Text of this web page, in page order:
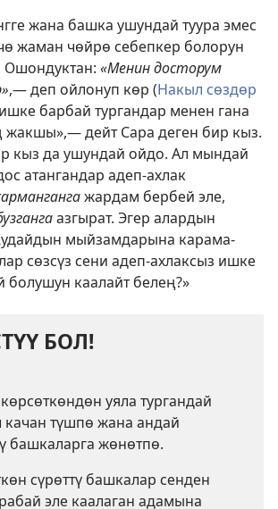
жана башка ушундай туура эмес
жаман чөйрө себепкер болорун
Ошондуктан: «Менин досторум
,— деп ойлонуп көр (Накыл сөздөр
барбай тургандар менен гана
дейт Сара деген бир кыз.
кыз да ушундай ойдо. Ал мындай
атангандар адеп-ахлак
жардам бербей эле,
азгырат. Эгер алардын
мыйзамдарына карама-
сөзсүз сени адеп-ахлаксыз ишке
болушун каалайт белең?»
БОЛ!
уяла тургандай
качан түшпө жана андай
башкаларга жөнөтпө.
сүрөттү башкалар сенден
эле каалаган адамына